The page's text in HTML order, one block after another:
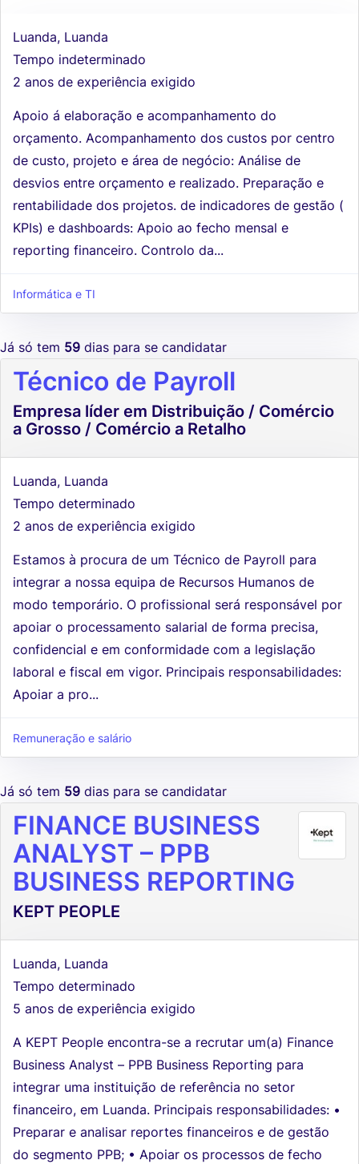
Luanda, Luanda
Tempo indeterminado
2 anos de experiência exigido
Apoio á elaboração e acompanhamento do
orçamento. Acompanhamento dos custos por centro
de custo, projeto e área de negócio: Análise de
desvios entre orçamento e realizado. Preparação e
rentabilidade dos projetos. de indicadores de gestão (
KPIs) e dashboards: Apoio ao fecho mensal e
reporting financeiro. Controlo da...
Informática e TI
Já só tem 59 dias para se candidatar
Técnico de Payroll
Empresa líder em Distribuição / Comércio
a Grosso / Comércio a Retalho
Luanda, Luanda
Tempo determinado
2 anos de experiência exigido
Estamos à procura de um Técnico de Payroll para
integrar a nossa equipa de Recursos Humanos de
modo temporário. O profissional será responsável por
apoiar o processamento salarial de forma precisa,
confidencial e em conformidade com a legislação
laboral e fiscal em vigor. Principais responsabilidades:
Apoiar a pro...
Remuneração e salário
Já só tem 59 dias para se candidatar
FINANCE BUSINESS
ANALYST – PPB
BUSINESS REPORTING
KEPT PEOPLE
Luanda, Luanda
Tempo determinado
5 anos de experiência exigido
A KEPT People encontra-se a recrutar um(a) Finance
Business Analyst – PPB Business Reporting para
integrar uma instituição de referência no setor
financeiro, em Luanda. Principais responsabilidades: •
Preparar e analisar reportes financeiros e de gestão
do segmento PPB; • Apoiar os processos de fecho